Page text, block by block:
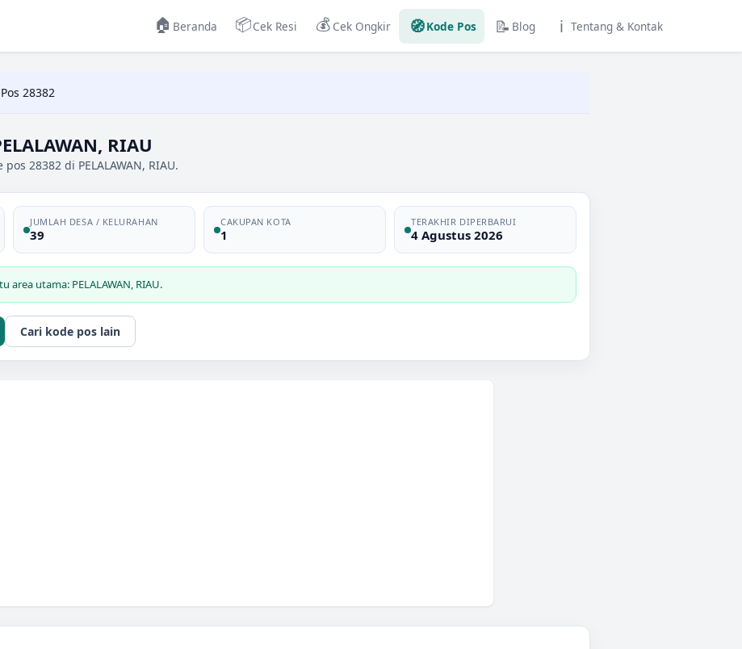
🏠 Beranda 📦Cek Resi 💰 Cek Ongkir 🧭Kode Pos 📝 Blog ℹ️ Tentang & Kontak
28382
RIAU
28382 di PELALAWAN, RIAU.
JUMLAH DESA / KELURAHAN
39
CAKUPAN KOTA
1
TERAKHIR DIPERBARUI
4 Agustus 2026
area utama: PELALAWAN, RIAU.
Cari kode pos lain